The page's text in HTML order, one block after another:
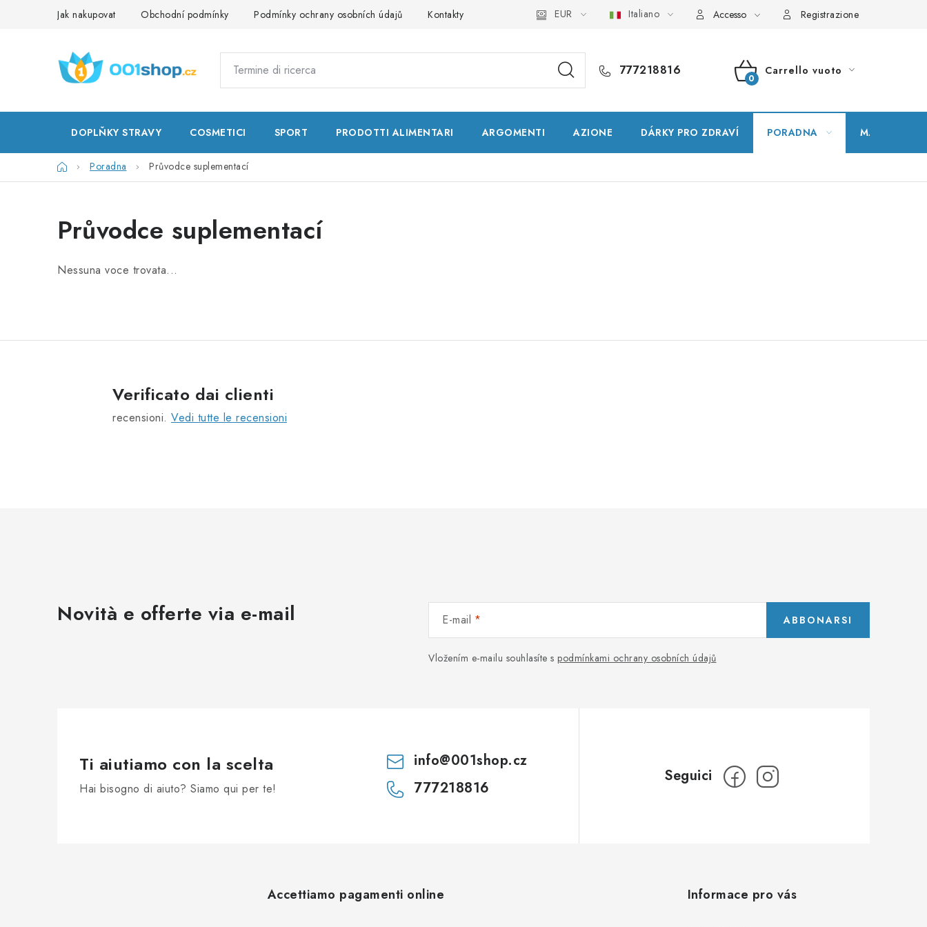
Jak nakupovat Obchodní podmínky Podmínky ochrany osobních údajů Kontakty Natural Health Store Glossario Mappa del sito Il mio ordine
EUR Italiano Accesso Registrazione
777218816
CARRELLO
SPESA
Carrello vuoto
DOPLŇKY STRAVY COSMETICI SPORT PRODOTTI ALIMENTARI ARGOMENTI AZIONE DÁRKY PRO ZDRAVÍ PORADNA MARCHE
Casa Poradna Průvodce suplementací
Průvodce suplementací
Nessuna voce trovata...
Verificato dai clienti
recensioni. Vedi tutte le recensioni
Novità e offerte via e-mail E-mail
Vložením e-mailu souhlasíte s podmínkami ochrany osobních údajů
ABBONARSI
Ti aiutiamo con la scelta
Hai bisogno di aiuto? Siamo qui per te!
info@001shop.cz
777218816
Accettiamo pagamenti online Informace pro vás